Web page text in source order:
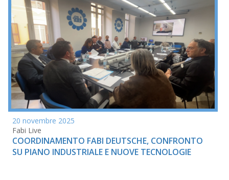
20 novembre 2025
Fabi Live
COORDINAMENTO FABI DEUTSCHE, CONFRONTO
SU PIANO INDUSTRIALE E NUOVE TECNOLOGIE